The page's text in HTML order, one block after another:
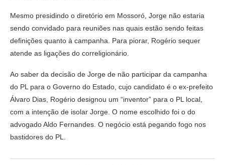
Mesmo presidindo o diretório em Mossoró, Jorge não estaria
sendo convidado para reuniões nas quais estão sendo feitas
definições quanto à campanha. Para piorar, Rogério sequer
atende as ligações do correligionário.
Ao saber da decisão de Jorge de não participar da campanha
do PL para o Governo do Estado, cujo candidato é o ex-prefeito
Álvaro Dias, Rogério designou um “inventor” para o PL local,
com a intenção de isolar Jorge. O nome escolhido foi o do
advogado Aldo Fernandes. O negócio está pegando fogo nos
bastidores do PL.